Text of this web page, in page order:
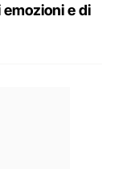
emozioni e di